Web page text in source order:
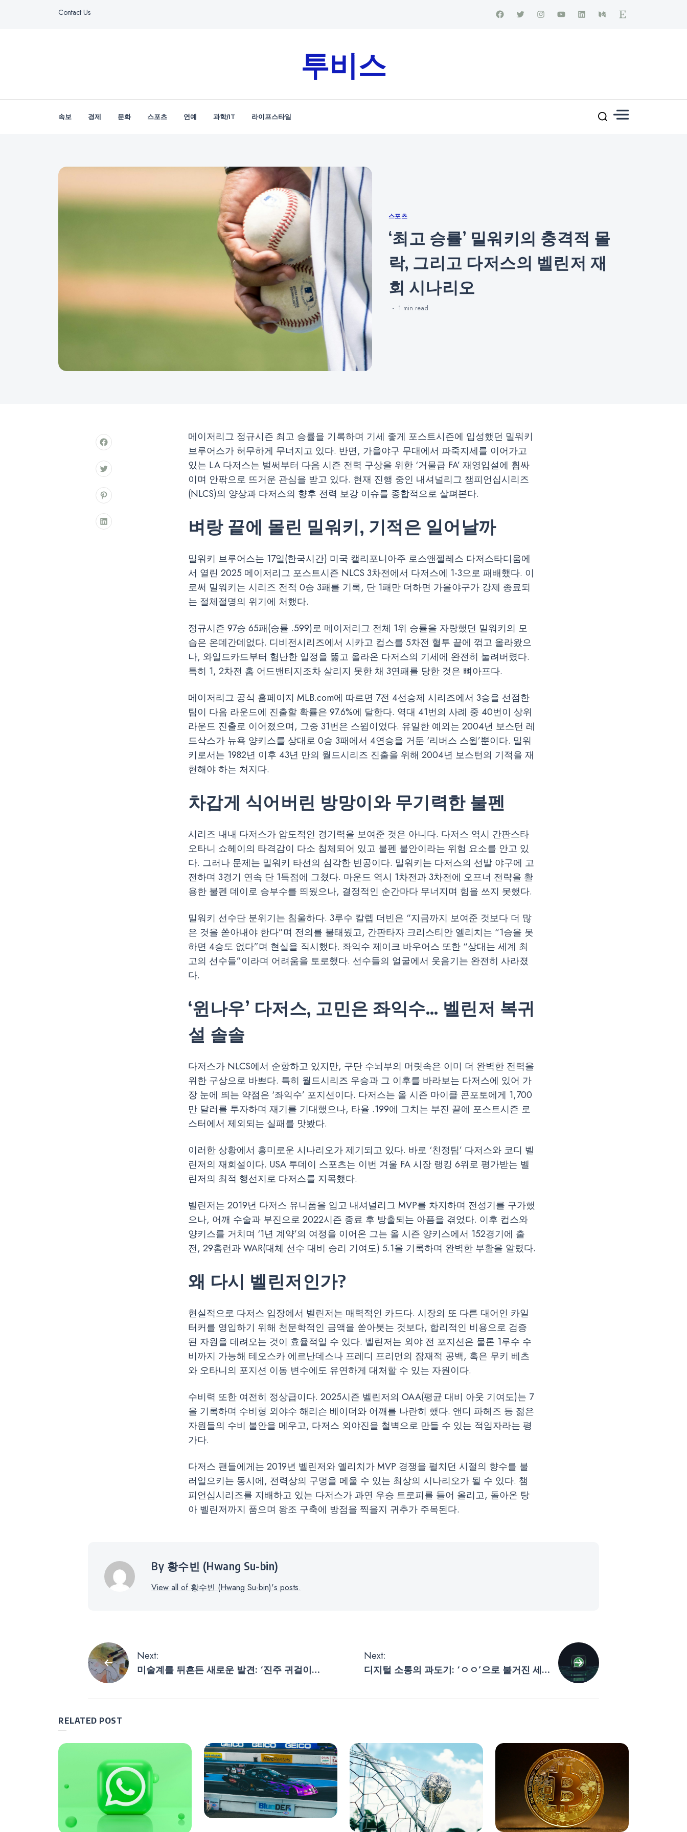
Contact Us
투비스
속보 경제 문화 스포츠 연예 과학/IT 라이프스타일
Categories
스포츠
‘최고 승률’ 밀워키의 충격적 몰
락, 그리고 다저스의 벨린저 재
회 시나리오
1 min read
메이저리그 정규시즌 최고 승률을 기록하며 기세 좋게 포스트시즌에 입성했던 밀워키
브루어스가 허무하게 무너지고 있다. 반면, 가을야구 무대에서 파죽지세를 이어가고
있는 LA 다저스는 벌써부터 다음 시즌 전력 구상을 위한 ‘거물급 FA’ 재영입설에 휩싸
이며 안팎으로 뜨거운 관심을 받고 있다. 현재 진행 중인 내셔널리그 챔피언십시리즈
(NLCS)의 양상과 다저스의 향후 전력 보강 이슈를 종합적으로 살펴본다.
벼랑 끝에 몰린 밀워키, 기적은 일어날까
밀워키 브루어스는 17일(한국시간) 미국 캘리포니아주 로스앤젤레스 다저스타디움에
서 열린 2025 메이저리그 포스트시즌 NLCS 3차전에서 다저스에 1-3으로 패배했다. 이
로써 밀워키는 시리즈 전적 0승 3패를 기록, 단 1패만 더하면 가을야구가 강제 종료되
는 절체절명의 위기에 처했다.
정규시즌 97승 65패(승률 .599)로 메이저리그 전체 1위 승률을 자랑했던 밀워키의 모
습은 온데간데없다. 디비전시리즈에서 시카고 컵스를 5차전 혈투 끝에 꺾고 올라왔으
나, 와일드카드부터 험난한 일정을 뚫고 올라온 다저스의 기세에 완전히 눌려버렸다.
특히 1, 2차전 홈 어드밴티지조차 살리지 못한 채 3연패를 당한 것은 뼈아프다.
메이저리그 공식 홈페이지 MLB.com에 따르면 7전 4선승제 시리즈에서 3승을 선점한
팀이 다음 라운드에 진출할 확률은 97.6%에 달한다. 역대 41번의 사례 중 40번이 상위
라운드 진출로 이어졌으며, 그중 31번은 스윕이었다. 유일한 예외는 2004년 보스턴 레
드삭스가 뉴욕 양키스를 상대로 0승 3패에서 4연승을 거둔 ‘리버스 스윕’뿐이다. 밀워
키로서는 1982년 이후 43년 만의 월드시리즈 진출을 위해 2004년 보스턴의 기적을 재
현해야 하는 처지다.
차갑게 식어버린 방망이와 무기력한 불펜
시리즈 내내 다저스가 압도적인 경기력을 보여준 것은 아니다. 다저스 역시 간판스타
오타니 쇼헤이의 타격감이 다소 침체되어 있고 불펜 불안이라는 위험 요소를 안고 있
다. 그러나 문제는 밀워키 타선의 심각한 빈공이다. 밀워키는 다저스의 선발 야구에 고
전하며 3경기 연속 단 1득점에 그쳤다. 마운드 역시 1차전과 3차전에 오프너 전략을 활
용한 불펜 데이로 승부수를 띄웠으나, 결정적인 순간마다 무너지며 힘을 쓰지 못했다.
밀워키 선수단 분위기는 침울하다. 3루수 칼렙 더빈은 “지금까지 보여준 것보다 더 많
은 것을 쏟아내야 한다”며 전의를 불태웠고, 간판타자 크리스티안 옐리치는 “1승을 못
하면 4승도 없다”며 현실을 직시했다. 좌익수 제이크 바우어스 또한 “상대는 세계 최
고의 선수들”이라며 어려움을 토로했다. 선수들의 얼굴에서 웃음기는 완전히 사라졌
다.
‘윈나우’ 다저스, 고민은 좌익수… 벨린저 복귀
설 솔솔
다저스가 NLCS에서 순항하고 있지만, 구단 수뇌부의 머릿속은 이미 더 완벽한 전력을
위한 구상으로 바쁘다. 특히 월드시리즈 우승과 그 이후를 바라보는 다저스에 있어 가
장 눈에 띄는 약점은 ‘좌익수’ 포지션이다. 다저스는 올 시즌 마이클 콘포토에게 1,700
만 달러를 투자하며 재기를 기대했으나, 타율 .199에 그치는 부진 끝에 포스트시즌 로
스터에서 제외되는 실패를 맛봤다.
이러한 상황에서 흥미로운 시나리오가 제기되고 있다. 바로 ‘친정팀’ 다저스와 코디 벨
린저의 재회설이다. USA 투데이 스포츠는 이번 겨울 FA 시장 랭킹 6위로 평가받는 벨
린저의 최적 행선지로 다저스를 지목했다.
벨린저는 2019년 다저스 유니폼을 입고 내셔널리그 MVP를 차지하며 전성기를 구가했
으나, 어깨 수술과 부진으로 2022시즌 종료 후 방출되는 아픔을 겪었다. 이후 컵스와
양키스를 거치며 ‘1년 계약’의 여정을 이어온 그는 올 시즌 양키스에서 152경기에 출
전, 29홈런과 WAR(대체 선수 대비 승리 기여도) 5.1을 기록하며 완벽한 부활을 알렸다.
왜 다시 벨린저인가?
현실적으로 다저스 입장에서 벨린저는 매력적인 카드다. 시장의 또 다른 대어인 카일
터커를 영입하기 위해 천문학적인 금액을 쏟아붓는 것보다, 합리적인 비용으로 검증
된 자원을 데려오는 것이 효율적일 수 있다. 벨린저는 외야 전 포지션은 물론 1루수 수
비까지 가능해 테오스카 에르난데스나 프레디 프리먼의 잠재적 공백, 혹은 무키 베츠
와 오타니의 포지션 이동 변수에도 유연하게 대처할 수 있는 자원이다.
수비력 또한 여전히 정상급이다. 2025시즌 벨린저의 OAA(평균 대비 아웃 기여도)는 7
을 기록하며 수비형 외야수 해리슨 베이더와 어깨를 나란히 했다. 앤디 파헤즈 등 젊은
자원들의 수비 불안을 메우고, 다저스 외야진을 철벽으로 만들 수 있는 적임자라는 평
가다.
다저스 팬들에게는 2019년 벨린저와 옐리치가 MVP 경쟁을 펼치던 시절의 향수를 불
러일으키는 동시에, 전력상의 구멍을 메울 수 있는 최상의 시나리오가 될 수 있다. 챔
피언십시리즈를 지배하고 있는 다저스가 과연 우승 트로피를 들어 올리고, 돌아온 탕
아 벨린저까지 품으며 왕조 구축에 방점을 찍을지 귀추가 주목된다.
By 황수빈 (Hwang Su-bin)
View all of 황수빈 (Hwang Su-bin)'s posts.
글
탐
색
Next:
미술계를 뒤흔든 새로운 발견: ‘진주 귀걸이를
까지
Next:
디지털 소통의 과도기: ‘ㅇㅇ’으로 불거진 세
RELATED POST